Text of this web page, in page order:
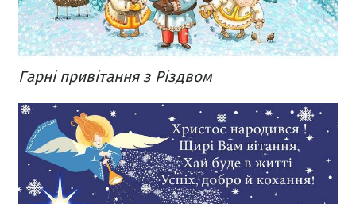
Гарні привітання з Різдвом